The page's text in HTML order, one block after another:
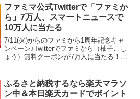
質無料に。※消費税分のみ負担昨日のネ
クサスも一...
ファミマ公式Twitterで「ファミか
ら」7万人、スマートニュースで
10万人に当たる
7/11(火)からのファミから1周年記念キャ
ンペーン♪Twitterでファミから（柚子こし
ょう）無料クーポンが7万人に当たる！7
で、抽選で7万人に「ファ...
ふるさと納税するなら楽天マラソ
ン中＆本日楽天カードでポイント